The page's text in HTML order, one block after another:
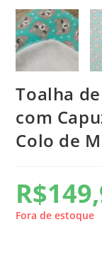
Toalha
com
Colo de
R$
Fora de estoque